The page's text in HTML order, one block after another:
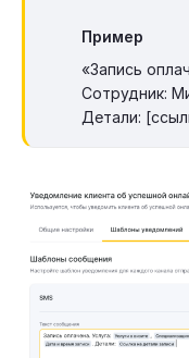
Пример
«Запись
Сотрудник:
Детали: